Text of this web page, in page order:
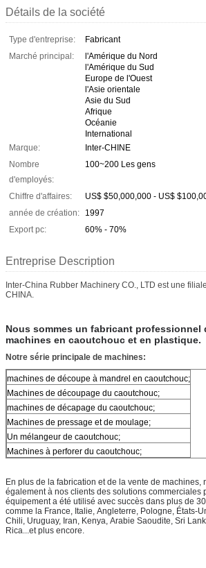
Détails de la société
Type d'entreprise:
Fabricant
Marché principal:
l'Amérique du Nord
l'Amérique du Sud
Europe de l'Ouest
l'Asie orientale
Asie du Sud
Afrique
Océanie
International
Marque:
Inter-CHINE
Nombre
d'employés:
100~200 Les gens
Chiffre d'affaires:
US$ $50,000,000 - US$
année de création:
1997
Export pc:
60% - 70%
Entreprise Description
Inter-China Rubber Machinery CO., LTD est une
CHINA.
Nous sommes un fabricant professionnel
machines en caoutchouc et en plastique.
Notre série principale de machines:
machines de découpe à mandrel en caoutchouc;
Machines de découpage du caoutchouc;
machines de décapage du caoutchouc;
Machines de pressage et de moulage;
Un mélangeur de caoutchouc;
Machines à perforer du caoutchouc;
En plus de la fabrication et de la vente de machines,
également à nos clients des solutions commerciales
équipement a été utilisé avec succès dans plus de
comme la France, Italie, Angleterre, Pologne, États-
Chili, Uruguay, Iran, Kenya, Arabie Saoudite, Sri
Rica...et plus encore.